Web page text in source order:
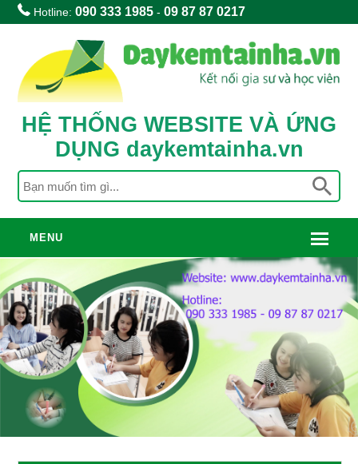
Hotline:090 333 1985 -09 87 87 0217
HỆ THỐNG WEBSITE VÀ ỨNG
DỤNG daykemtainha.vn
MENU